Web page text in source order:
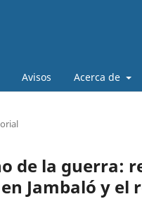
Avisos Acerca de
de la guerra:
Jambaló y el